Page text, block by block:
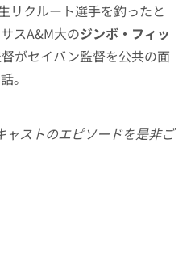
リクルート選手を釣ったと
スA&M大のジンボ・フィッ
がセイバン監督を公共の面
。
ャストのエピソードを是非ご